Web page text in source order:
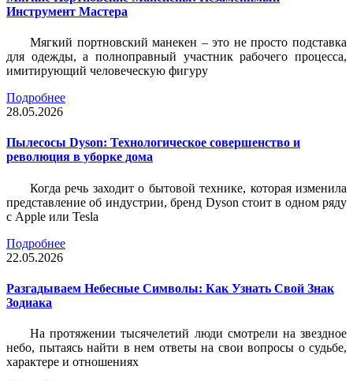
Инструмент Мастера
Мягкий портновский манекен – это не просто подставка
для одежды, а полноправный участник рабочего процесса,
имитирующий человеческую фигуру
Подробнее
28.05.2026
Пылесосы Dyson: Технологическое совершенство и
революция в уборке дома
Когда речь заходит о бытовой технике, которая изменила
представление об индустрии, бренд Dyson стоит в одном ряду
с Apple или Tesla
Подробнее
22.05.2026
Разгадываем Небесные Символы: Как Узнать Свой Знак
Зодиака
На протяжении тысячелетий люди смотрели на звездное
небо, пытаясь найти в нем ответы на свои вопросы о судьбе,
характере и отношениях